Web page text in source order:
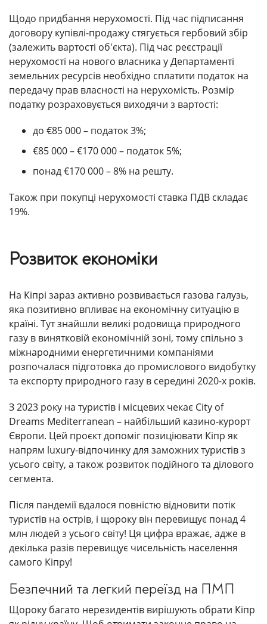
Щодо придбання нерухомості. Під час підписання
договору купівлі-продажу стягується гербовий збір
(залежить вартості об'єкта). Під час реєстрації
нерухомості на нового власника у Департаменті
земельних ресурсів необхідно сплатити податок на
передачу прав власності на нерухомість. Розмір
податку розраховується виходячи з вартості:
до €85 000 – податок 3%;
€85 000 – €170 000 – податок 5%;
понад €170 000 – 8% на решту.
Також при покупці нерухомості ставка ПДВ складає
19%.
Розвиток економіки
На Кіпрі зараз активно розвивається газова галузь,
яка позитивно впливає на економічну ситуацію в
країні. Тут знайшли великі родовища природного
газу в винятковій економічній зоні, тому спільно з
міжнародними енергетичними компаніями
розпочалася підготовка до промислового видобутку
та експорту природного газу в середині 2020-х років.
З 2023 року на туристів і місцевих чекає City of
Dreams Mediterranean – найбільший казино-курорт
Європи. Цей проєкт допоміг позиціювати Кіпр як
напрям luxury-відпочинку для заможних туристів з
усього світу, а також розвиток подійного та ділового
сегмента.
Після пандемії вдалося повністю відновити потік
туристів на острів, і щороку він перевищує понад 4
млн людей з усього світу! Ця цифра вражає, адже в
декілька разів перевищує чисельність населення
самого Кіпру!
Безпечний та легкий переїзд на ПМП
Щороку багато нерезидентів вирішують обрати Кіпр